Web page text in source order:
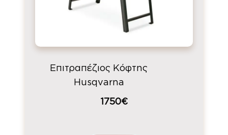
Επιτραπέζιος Κόφτης
Husqvarna
1750€